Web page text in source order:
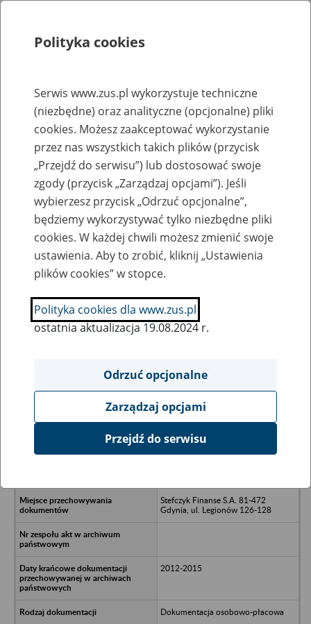
Rejestry, ewidencje i archiwa
Baza zlikwidowanych lub
przekształconych zakładów pracy
Nazwa zakładu pracy:
SZUKAJ
Ukryj wszystkie pozycje bazy
Wspólnota Finanse Towarzystwo
Stefczyk Finanse S.A. 81-472
Gdynia, ul. Legionów 126-128
2012-2015
Dokumentacja osobowo-płacowa
Polityka cookies
Serwis www.zus.pl wykorzystuje techniczne
(niezbędne) oraz analityczne (opcjonalne) pliki
cookies. Możesz zaakceptować wykorzystanie
przez nas wszystkich takich plików (przycisk
„Przejdź do serwisu”) lub dostosować swoje
zgody (przycisk „Zarządzaj opcjami”). Jeśli
wybierzesz przycisk „Odrzuć opcjonalne”,
będziemy wykorzystywać tylko niezbędne pliki
cookies. W każdej chwili możesz zmienić swoje
ustawienia. Aby to zrobić, kliknij „Ustawienia
plików cookies” w stopce.
Polityka cookies dla www.zus.pl
ostatnia aktualizacja 19.08.2024 r.
Odrzuć opcjonalne
Zarządzaj opcjami
Przejdź do serwisu